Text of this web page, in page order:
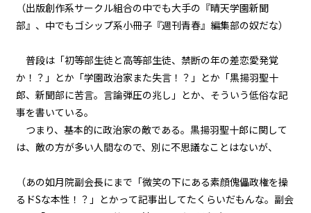
青春乱闘大声援（４）
不信任決議（１）
一章
一章
一章
（出版創作系サークル組合の中でも大手の『晴天学園新聞
部』、中でもゴシップ系小冊子『週刊青春』編集部の奴だな）
普段は「初等部生徒と高等部生徒、禁断の年の差恋愛発覚
か！？」とか「学園政治家また失言！？」とか「黒揚羽聖十
郎、新聞部に苦言。言論弾圧の兆し」とか、そういう低俗な記
事を書いている。
つまり、基本的に政治家の敵である。黒揚羽聖十郎に関して
は、敵の方が多い人間なので、別に不思議なことはないが、
（あの如月院副会長にまで「微笑の下にある素顔――傀儡政権を操
るドSな本性！？」とかって記事出してたくらいだもんな。副会